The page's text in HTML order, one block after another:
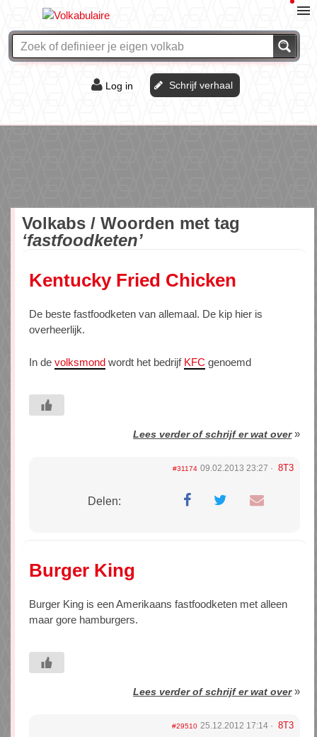
Log in Schrijf verhaal
Volkabs / Woorden met tag
‘fastfoodketen’
Kentucky Fried Chicken
De beste fastfoodketen van allemaal. De kip hier is
overheerlijk.
In de volksmond wordt het bedrijf KFC genoemd
Lees verder of schrijf er wat over»
#31174 09.02.2013 23:27 8T3
Delen:
Burger King
Burger King is een Amerikaans fastfoodketen met alleen
maar gore hamburgers.
Lees verder of schrijf er wat over»
#29510 25.12.2012 17:14 8T3